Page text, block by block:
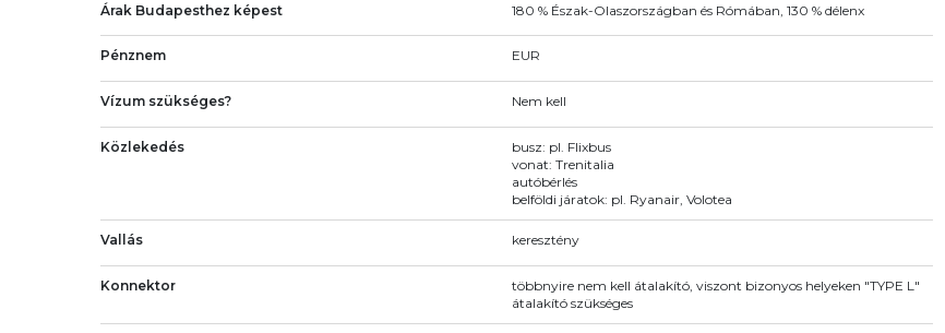
Árak Budapesthez képest 180 % Észak-Olaszországban és Rómában, 130 % délenx
Pénznem EUR
Vízum szükséges? Nem kell
Közlekedés
busz: pl. Flixbus
vonat: Trenitalia
autóbérlés
belföldi járatok: pl. Ryanair, Volotea
Vallás keresztény
Konnektor
többnyire nem kell átalakító, viszont bizonyos helyeken "TYPE L"
átalakító szükséges